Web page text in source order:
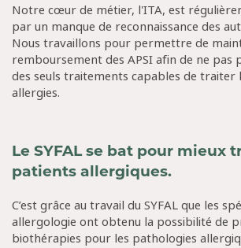
Notre cœur de métier, l'ITA, est
par un manque de reconnaissance des
Nous travaillons pour permettre de
remboursement des APSI afin de ne pas
des seuls traitements capables de traiter
allergies.
Le SYFAL se bat pour mieux
patients allergiques.
C’est grâce au travail du SYFAL que les
allergologie ont obtenu la possibilité de
biothérapies pour les pathologies